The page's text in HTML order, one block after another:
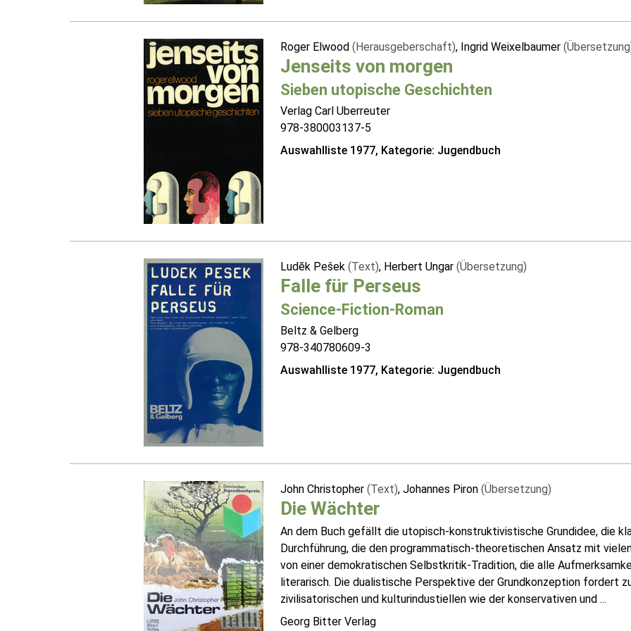
Roger Elwood (Herausgeberschaft), Ingrid Weixelbaumer
Jenseits von morgen
Sieben utopische Geschichten
Verlag Carl Uberreuter
978-380003137-5
Auswahlliste 1977, Kategorie: Jugendbuch
Ludĕk Pešek (Text), Herbert Ungar (Übersetzung)
Falle für Perseus
Science-Fiction-Roman
Beltz & Gelberg
978-340780609-3
Auswahlliste 1977, Kategorie: Jugendbuch
John Christopher (Text), Johannes Piron (Übersetzung)
Die Wächter
An dem Buch gefällt die utopisch-konstruktivistische Grundidee, die
Durchführung, die den programmatisch-theoretischen Ansatz mit
von einer demokratischen Selbstkritik-Tradition, die alle
literarisch. Die dualistische Perspektive der Grundkonzeption fordert
zivilisatorischen und kulturindustiellen wie der konservativen und ...
Georg Bitter Verlag